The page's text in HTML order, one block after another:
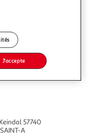
57740
A
J'accepte